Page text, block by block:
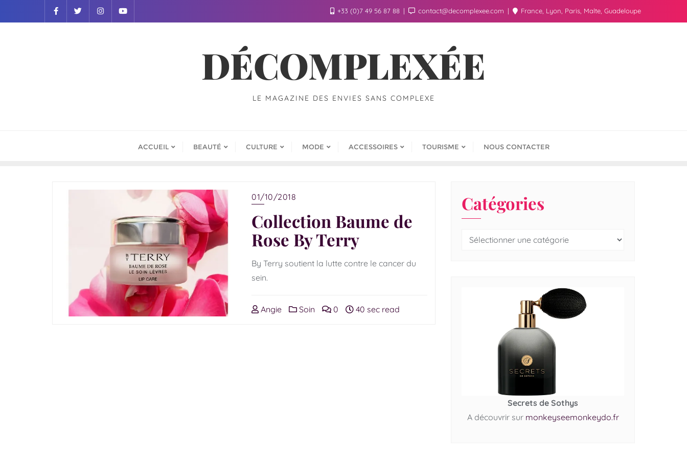
+33 (0)7 49 56 87 88 contact@decomplexee.com France, Lyon, Paris, Malte, Guadeloupe
DÉCOMPLEXÉE
LE MAGAZINE DES ENVIES SANS COMPLEXE
ACCUEIL BEAUTÉ CULTURE MODE ACCESSOIRES TOURISME NOUS CONTACTER
01/10/2018
Collection Baume de
Rose By Terry
By Terry soutient la lutte contre le cancer du
sein.
Angie Soin 0 40 sec read
Catégories
Secrets de Sothys
A découvrir sur monkeyseemonkeydo.fr